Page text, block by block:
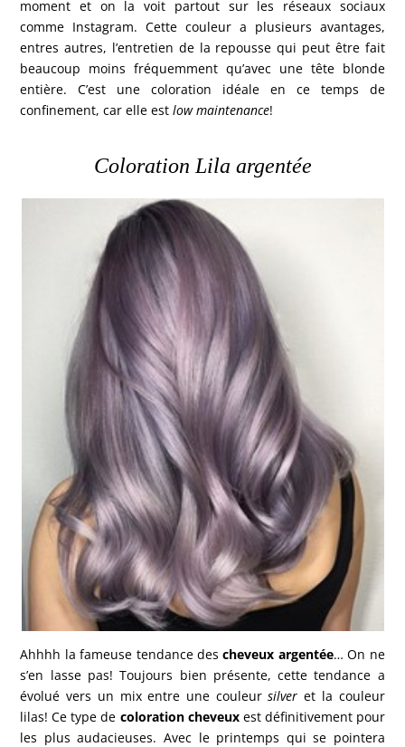
moment et on la voit partout sur les réseaux sociaux
comme Instagram. Cette couleur a plusieurs avantages,
entres autres, l’entretien de la repousse qui peut être fait
beaucoup moins fréquemment qu’avec une tête blonde
entière. C’est une coloration idéale en ce temps de
confinement, car elle estlow maintenance!
Coloration Lila argentée
Ahhhh la fameuse tendance descheveux argentée… On ne
s’en lasse pas! Toujours bien présente, cette tendance a
évolué vers un mix entre une couleursilver et la couleur
lilas! Ce type de coloration cheveuxest définitivement pour
les plus audacieuses. Avec le printemps qui se pointera